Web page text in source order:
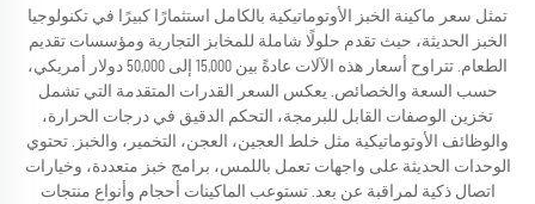
تمثل سعر ماكينة الخبز الأوتوماتيكية بالكامل استثمارًا كبيرًا في تكنولوجيا
الخبز الحديثة، حيث تقدم حلولًا شاملة للمخابز التجارية ومؤسسات تقديم
الطعام. تتراوح أسعار هذه الآلات عادةً بين 15,000 إلى 50,000 دولار أمريكي،
حسب السعة والخصائص. يعكس السعر القدرات المتقدمة التي تشمل
تخزين الوصفات القابل للبرمجة، التحكم الدقيق في درجات الحرارة،
والوظائف الأوتوماتيكية مثل خلط العجين، العجن، التخمير، والخبز. تحتوي
الوحدات الحديثة على واجهات تعمل باللمس، برامج خبز متعددة، وخيارات
اتصال ذكية لمراقبة عن بعد. تستوعب الماكينات أحجام وأنواع منتجات